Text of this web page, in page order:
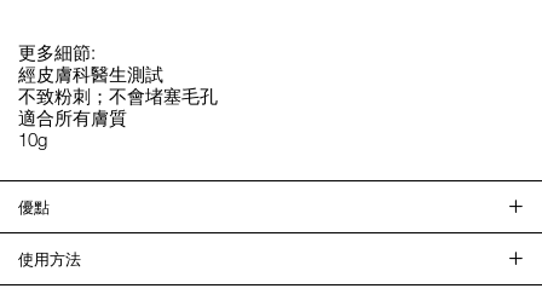
更多細節:
經皮膚科醫生測試
不致粉刺；不會堵塞毛孔
適合所有膚質
10g
優點
使用方法